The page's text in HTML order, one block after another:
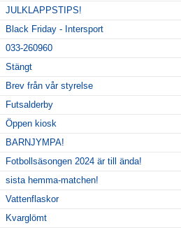
JULKLAPPSTIPS!
Black Friday - Intersport
033-260960
Stängt
Brev från vår styrelse
Futsalderby
Öppen kiosk
BARNJYMPA!
Fotbollsäsongen 2024 är till ända!
sista hemma-matchen!
Vattenflaskor
Kvarglömt